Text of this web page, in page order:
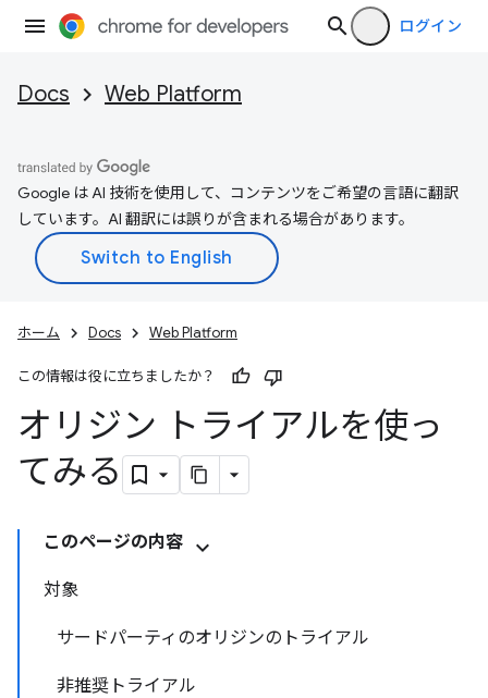
ログイン
Docs Web Platform
Google は AI 技術を使用して、コンテンツをご希望の言語に翻訳
しています。AI 翻訳には誤りが含まれる場合があります。
ホーム Docs Web Platform
この情報は役に立ちましたか？
オリジン トライアルを使っ
てみる
このページの内容
対象
サードパーティのオリジンのトライアル
非推奨トライアル